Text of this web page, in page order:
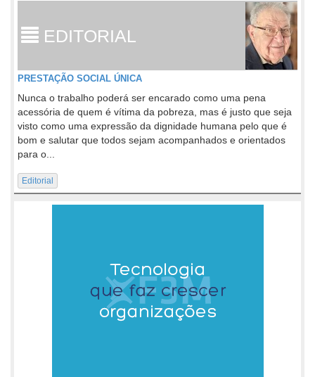
EDITORIAL
PRESTAÇÃO SOCIAL ÚNICA
Nunca o trabalho poderá ser encarado como uma pena
acessória de quem é vítima da pobreza, mas é justo que seja
visto como uma expressão da dignidade humana pelo que é
bom e salutar que todos sejam acompanhados e orientados
para o...
Editorial